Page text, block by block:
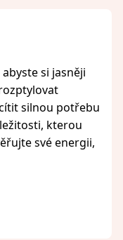
si jasněji
silnou potřebu
kterou
své energii,